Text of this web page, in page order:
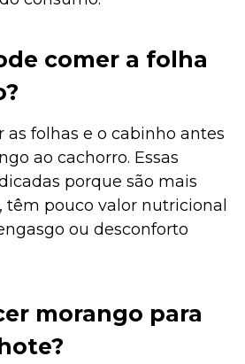
comer a folha
as folhas e o cabinho antes
ao cachorro. Essas
porque são mais
têm pouco valor nutricional
ou desconforto
morango para